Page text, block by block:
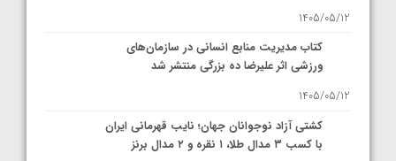
1405/05/12
کتاب مدیریت منابع انسانی در سازمان‌های
ورزشی اثر علیرضا ده بزرگی منتشر شد
1405/05/12
کشتی آزاد نوجوانان جهان؛ نایب قهرمانی ایران
با کسب ۳ مدال طلا، ۱ نقره و ۲ مدال برنز